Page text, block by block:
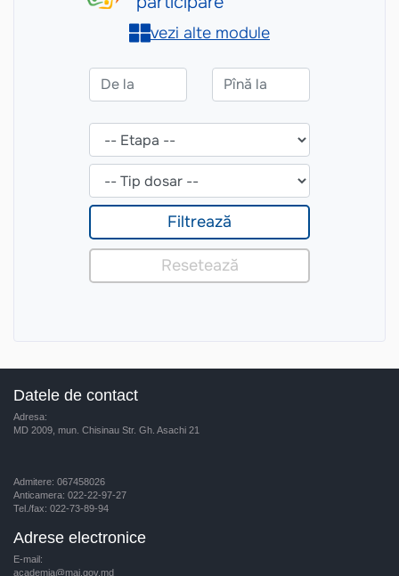
Datele de contact
Adresa:
MD 2009, mun. Chisinau Str. Gh. Asachi 21
Admitere: 067458026
Anticamera: 022-22-97-27
Tel./fax: 022-73-89-94
Adrese electronice
E-mail:
academia@mai.gov.md